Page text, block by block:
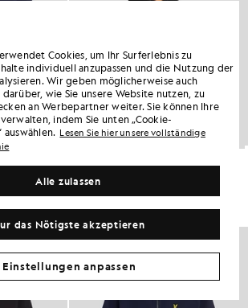
Cookies, um Ihr Surferlebnis zu
individuell anzupassen und die Nutzung der
Wir geben möglicherweise auch
wie Sie unsere Website nutzen, zu
an Werbepartner weiter. Sie können Ihre
indem Sie unten „Cookie-
auswählen. Lesen Sie hier unsere vollständige
das Nötigste akzeptieren
Alle zulassen
Einstellungen anpassen